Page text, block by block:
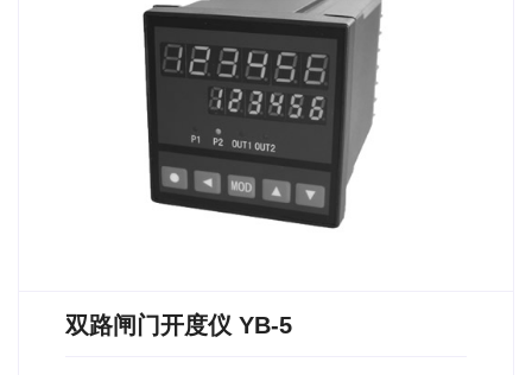
双路闸门开度仪 YB-5